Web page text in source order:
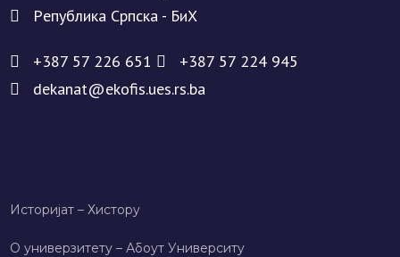
Рeпублика Српска - БиХ
+387 57 226 651
+387 57 224 945
dekanat@ekofis.ues.rs.ba
Историјат – Хисторy
О универзитету – Абоут Университy